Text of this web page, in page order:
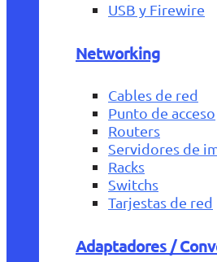
USB y Firewire
Networking
Cables de red
Punto de acceso
Routers
Servidores de
Racks
Switchs
Tarjestas de red
Adaptadores /